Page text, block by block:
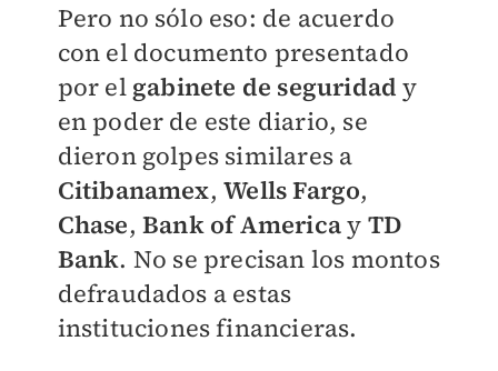
Pero no sólo eso: de acuerdo
con el documento presentado
por el gabinete de seguridad y
en poder de este diario, se
dieron golpes similares a
Citibanamex,Wells Fargo,
Chase, Bank of Americay TD
Bank. No se precisan los montos
defraudados a estas
instituciones financieras.